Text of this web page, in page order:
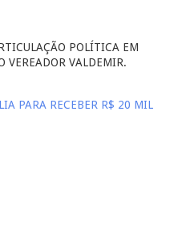
POLÍTICA EM
VEREADOR VALDEMIR.